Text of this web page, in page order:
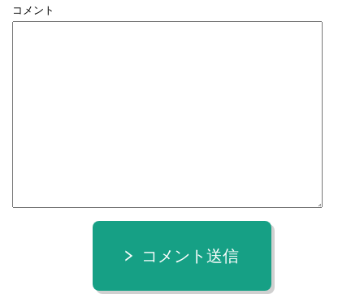
コメント
コメント送信